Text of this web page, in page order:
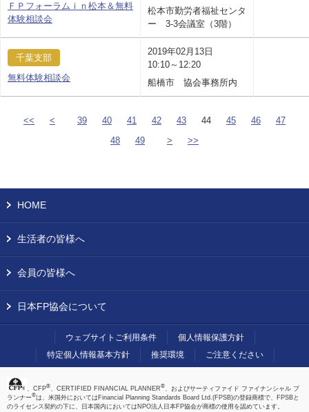
ＦＰフォーラムｉｎ松本＆無料
体験相談会
松本市勤労者福祉センタ
ー 3-3会議室（3階）
千葉支部
無料体験相談会
2019年02月13日
10:10～12:20
船橋市 協会事務所内
<< < 39 40 41 42 43 44 45 46
47
48
49 > >>
HOME
生活者の皆様へ
会員の皆様へ
日本FP協会について
ウェブサイトご利用条件
個人情報保護方針
特定個人情報基本方針
推奨環境 ご注意ください
、CFP®、CERTIFIED FINANCIAL PLANNER®、およびサーティファイド ファイナンシャル プ
ランナー®は、米国外においてはFinancial Planning Standards Board Ltd.(FPSB)の登録商標で、FPSBと
のライセンス契約の下に、日本国内においてはNPO法人日本FP協会が商標の使用を認めています。